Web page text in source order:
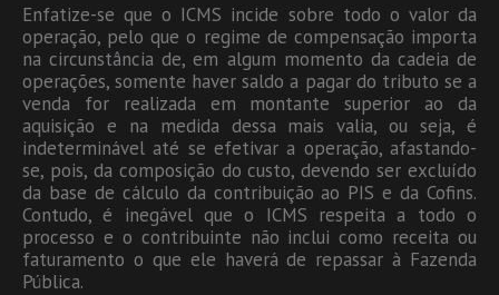
Enfatize-se que o ICMS incide sobre todo o valor da
operação, pelo que o regime de compensação importa
na circunstância de, em algum momento da cadeia de
operações, somente haver saldo a pagar do tributo se a
venda for realizada em montante superior ao da
aquisição e na medida dessa mais valia, ou seja, é
indeterminável até se efetivar a operação, afastando-
se, pois, da composição do custo, devendo ser excluído
da base de cálculo da contribuição ao PIS e da Cofins.
Contudo, é inegável que o ICMS respeita a todo o
processo e o contribuinte não inclui como receita ou
faturamento o que ele haverá de repassar à Fazenda
Pública.